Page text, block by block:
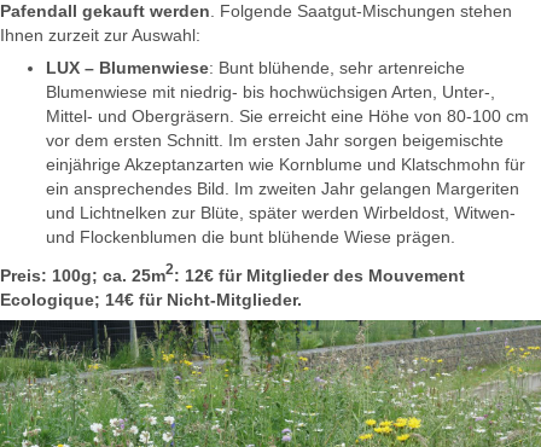
Pafendall gekauft werden. Folgende Saatgut-Mischungen stehen
Ihnen zurzeit zur Auswahl:
LUX – Blumenwiese: Bunt blühende, sehr artenreiche
Blumenwiese mit niedrig- bis hochwüchsigen Arten, Unter-,
Mittel- und Obergräsern. Sie erreicht eine Höhe von 80-100 cm
vor dem ersten Schnitt. Im ersten Jahr sorgen beigemischte
einjährige Akzeptanzarten wie Kornblume und Klatschmohn für
ein ansprechendes Bild. Im zweiten Jahr gelangen Margeriten
und Lichtnelken zur Blüte, später werden Wirbeldost, Witwen-
und Flockenblumen die bunt blühende Wiese prägen.
Preis: 100g; ca. 25m2: 12€ für Mitglieder des Mouvement
Ecologique; 14€ für Nicht-Mitglieder.